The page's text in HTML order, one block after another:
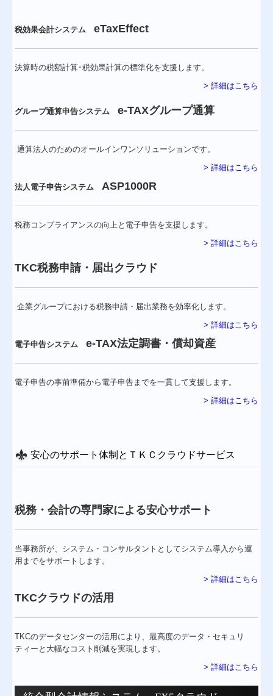
税効果会計システムeTaxEffect
決算時の税額計算･税効果計算の標準化を支援します。
> 詳細はこちら
グループ通算申告システムe-TAXグループ通算
通算法人のためのオールインワンソリューションです。
> 詳細はこちら
法人電子申告システムASP1000R
税務コンプライアンスの向上と電子申告を支援します。
> 詳細はこちら
TKC税務申請・届出クラウド
企業グループにおける税務申請・届出業務を効率化します。
> 詳細はこちら
電子申告システムe-TAX法定調書・償却資産
電子申告の事前準備から電子申告までを一貫して支援します。
> 詳細はこちら
安心のサポート体制とＴＫＣクラウドサービス
税務・会計の専門家による安心サポート
当事務所が、システム・コンサルタントとしてシステム導入から運
用までをサポートします。
> 詳細はこちら
TKCクラウドの活用
TKCのデータセンターの活用により、最高度のデータ・セキュリ
ティーと大幅なコスト削減を実現します。
> 詳細はこちら